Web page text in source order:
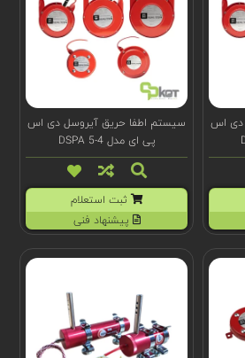
دی اس
سیستم اطفا حریق آیروسل دی اس
پی ای مدل DSPA 5-4
ثبت استعلام
پیشنهاد فنی